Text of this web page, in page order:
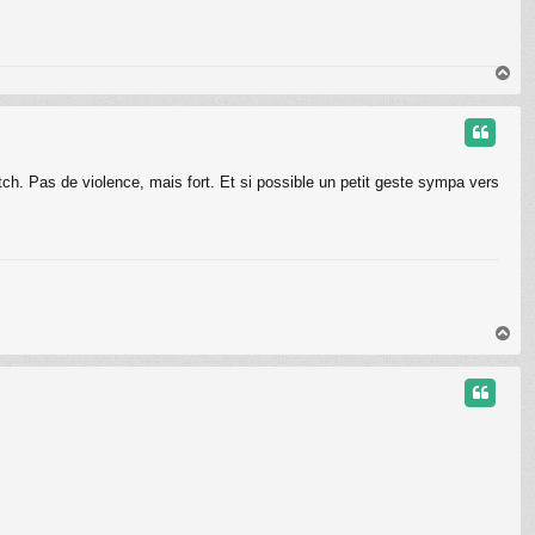
a
u
Pas de violence, mais fort. Et si possible un petit geste sympa vers
a
u